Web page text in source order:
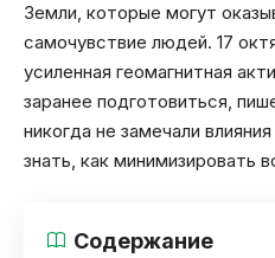
Земли, которые могут
самочувствие людей. 17
усиленная геомагнитная
заранее подготовиться,
никогда не замечали
знать, как минимизировать
Содержание